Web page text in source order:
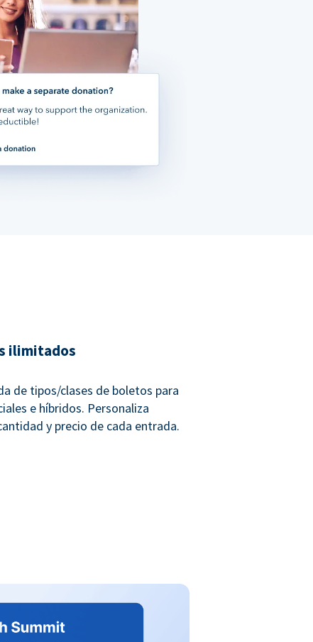
ilimitados
de tipos/clases de boletos para
e híbridos. Personaliza
y precio de cada entrada.